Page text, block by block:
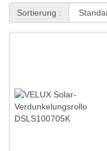
Sortierung :